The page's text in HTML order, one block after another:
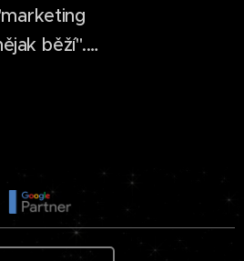
běží".
web
zapne.
Přesto